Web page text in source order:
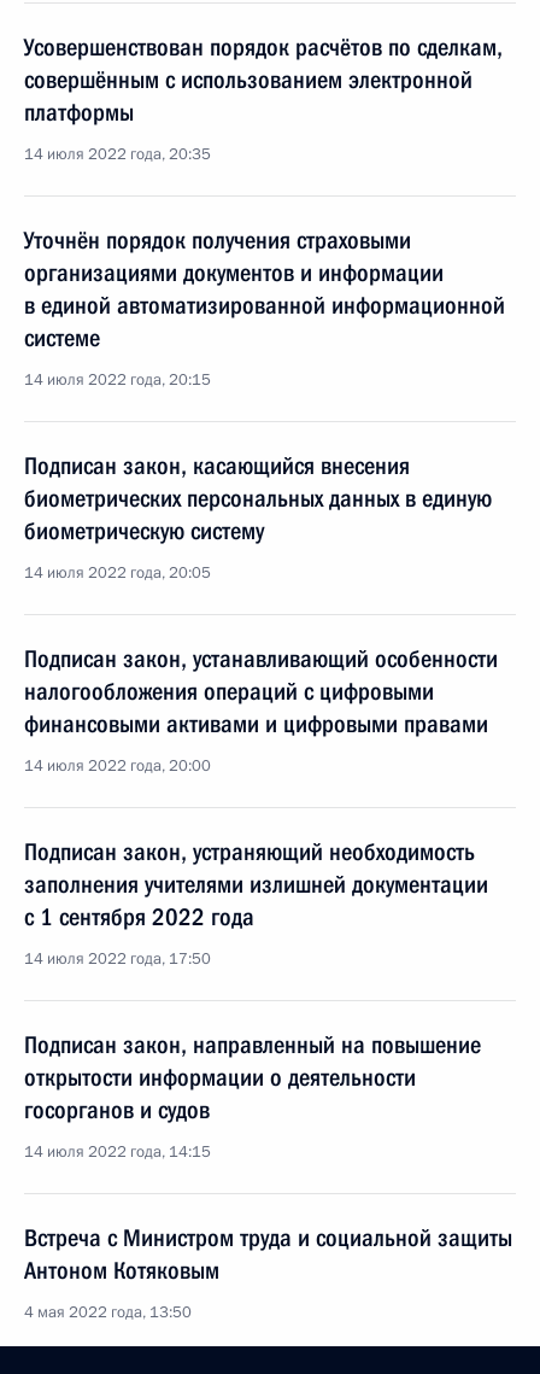
Усовершенствован порядок расчётов по сделкам,
совершённым с использованием электронной
платформы
14 июля 2022 года, 20:35
Уточнён порядок получения страховыми
организациями документов и информации
в единой автоматизированной информационной
системе
14 июля 2022 года, 20:15
Подписан закон, касающийся внесения
биометрических персональных данных в единую
биометрическую систему
14 июля 2022 года, 20:05
Подписан закон, устанавливающий особенности
налогообложения операций с цифровыми
финансовыми активами и цифровыми правами
14 июля 2022 года, 20:00
Подписан закон, устраняющий необходимость
заполнения учителями излишней документации
с 1 сентября 2022 года
14 июля 2022 года, 17:50
Подписан закон, направленный на повышение
открытости информации о деятельности
госорганов и судов
14 июля 2022 года, 14:15
Встреча с Министром труда и социальной защиты
Антоном Котяковым
4 мая 2022 года, 13:50